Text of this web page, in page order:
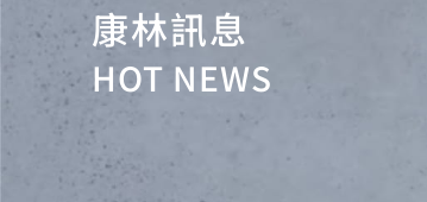
康林訊息
HOT NEWS